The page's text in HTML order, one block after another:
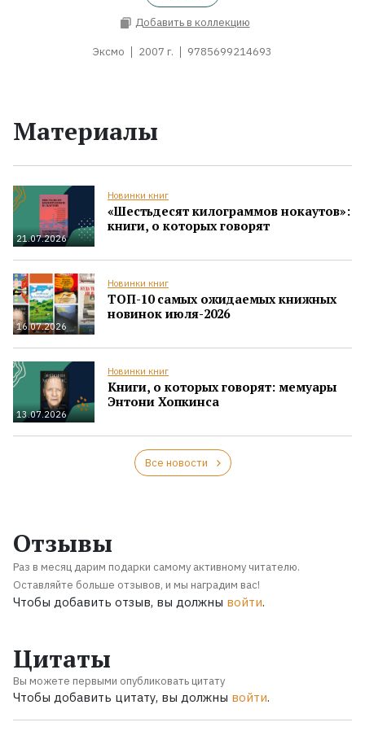
Добавить в коллекцию
Эксмо 2007 г. 9785699214693
Материалы
21.07.2026
Новинки книг
«Шестьдесят килограммов нокаутов»:
книги, о которых говорят
16.07.2026
Новинки книг
ТОП-10 самых ожидаемых книжных
новинок июля-2026
13.07.2026
Новинки книг
Книги, о которых говорят: мемуары
Энтони Хопкинса
Все новости
Отзывы
Раз в месяц дарим подарки самому активному читателю.
Оставляйте больше отзывов, и мы наградим вас!
Чтобы добавить отзыв, вы должны войти.
Цитаты
Вы можете первыми опубликовать цитату
Чтобы добавить цитату, вы должны войти.